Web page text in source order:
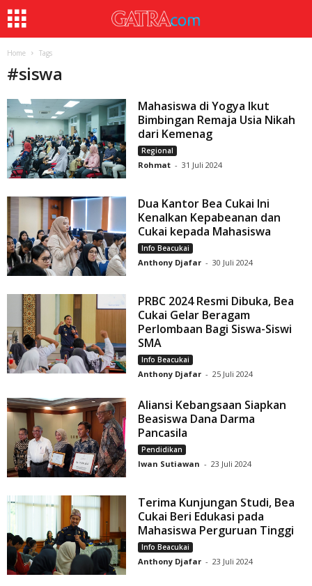
Home Tags
#siswa
Mahasiswa di Yogya Ikut
Bimbingan Remaja Usia Nikah
dari Kemenag
Regional
Rohmat - 31 Juli 2024
Dua Kantor Bea Cukai Ini
Kenalkan Kepabeanan dan
Cukai kepada Mahasiswa
Info Beacukai
Anthony Djafar - 30 Juli 2024
PRBC 2024 Resmi Dibuka, Bea
Cukai Gelar Beragam
Perlombaan Bagi Siswa-Siswi
SMA
Info Beacukai
Anthony Djafar - 25 Juli 2024
Aliansi Kebangsaan Siapkan
Beasiswa Dana Darma
Pancasila
Pendidikan
Iwan Sutiawan - 23 Juli 2024
Terima Kunjungan Studi, Bea
Cukai Beri Edukasi pada
Mahasiswa Perguruan Tinggi
Info Beacukai
Anthony Djafar - 23 Juli 2024